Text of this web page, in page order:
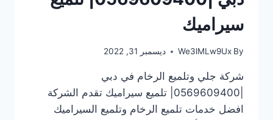
سيراميك
By
We3lMLw9Ux ديسمبر 31, 2022
شركة جلي وتلميع الرخام في دبي
|0569609400| تلميع سيراميك تقدم الشركة
افضل خدمات تلميع الرخام وتلميع السيراميك